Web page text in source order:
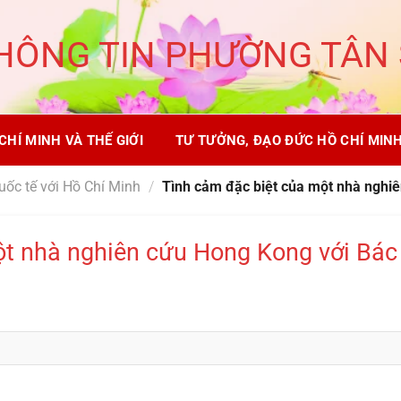
TIN PHƯỜNG
MINH VÀ THẾ GIỚI TƯ TƯỞNG, ĐẠO ĐỨC HỒ CHÍ
tế với Hồ Chí Minh / Tình cảm đặc biệt của một nhà
nhà nghiên cứu Hong Kong với Bác